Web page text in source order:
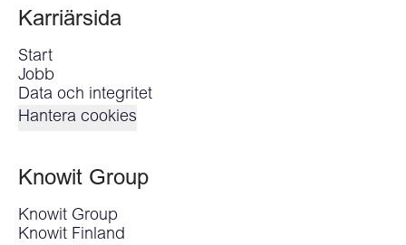
Karriärsida
Start
Jobb
Data och integritet
Hantera cookies
Knowit Group
Knowit Group
Knowit Finland